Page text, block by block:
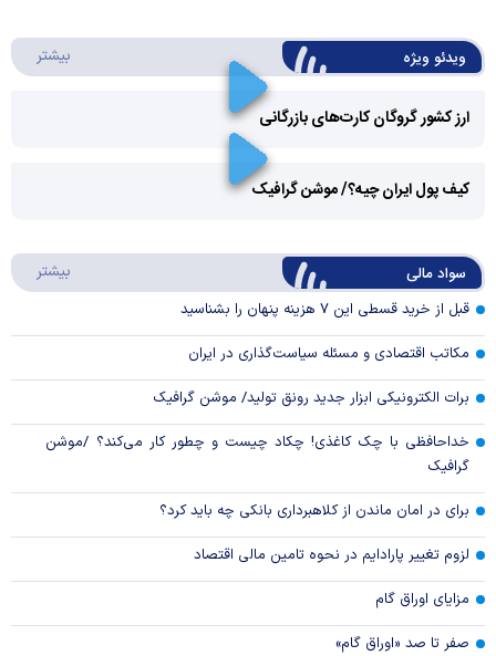
ویدئو ویژه بیشتر
ارز کشور گروگان کارت‌های بازرگانی
Video
کیف پول ایران چیه؟/ موشن گرافیک
سواد مالی بیشتر
قبل از خرید قسطی این ۷ هزینه پنهان را بشناسید
مکاتب اقتصادی و مسئله سیاست‌گذاری در ایران
برات الکترونیکی ابزار جدید رونق تولید/ موشن گرافیک
خداحافظی با چک کاغذی! چکاد چیست و چطور کار می‌کند؟ /موشن
گرافیک
برای در امان ماندن از کلاهبرداری بانکی چه باید کرد؟
لزوم تغییر پارادایم در نحوه تامین مالی اقتصاد
مزایای اوراق گام
صفر تا صد «اوراق گام»